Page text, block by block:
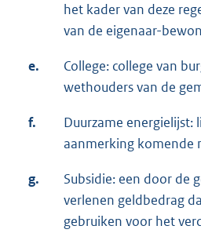
het kader van deze
van de eigenaar-
e.
College: college van
wethouders van de
f.
Duurzame energielijst:
aanmerking komende
g.
Subsidie: een door de
verlenen geldbedrag
gebruiken voor het